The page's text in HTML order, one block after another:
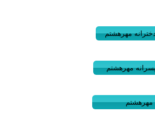
مهرهشتم
مهرهشتم
مهرهشتم